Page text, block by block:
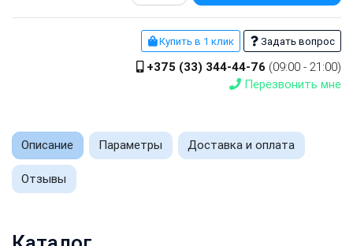
Купить в 1 клик Задать вопрос
+375 (33) 344-44-76 (09:00 - 21:00)
Перезвонить мне
Описание Параметры Доставка и оплата
Отзывы